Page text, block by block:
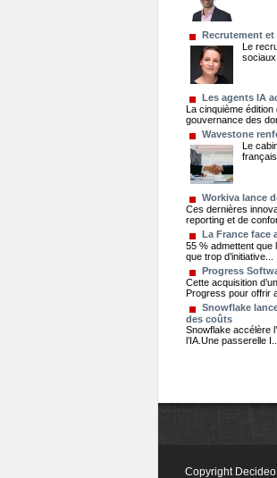
Recrutement et
Le
sociaux
Les agents IA
La cinquième
gouvernance des
Wavestone
Le
Workiva lance
Ces dernières
reporting et de
La France face
55 % admettent que
que trop d’initiative...
Progress
Cette acquisition
Progress pour offrir
Snowflake
des coûts
Snowflake accélère
l’IA.Une passerelle
Copyright